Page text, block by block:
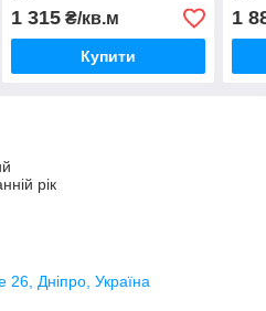
1 315₴/кв.м
Купити
1
рік
26, Дніпро, Україна